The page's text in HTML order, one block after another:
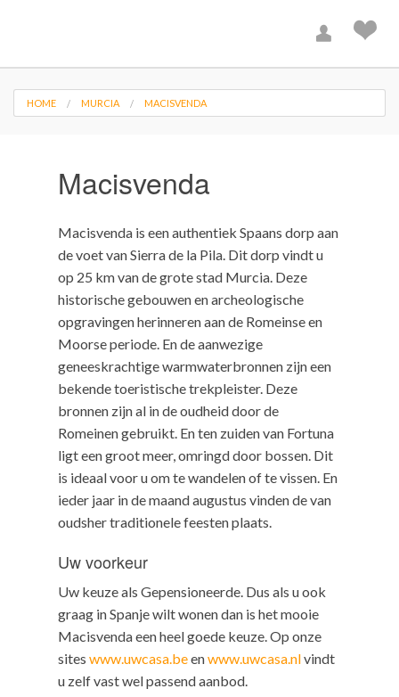
HOME MURCIA MACISVENDA
Macisvenda
Macisvenda is een authentiek Spaans dorp aan
de voet van Sierra de la Pila. Dit dorp vindt u
op 25 km van de grote stad Murcia. Deze
historische gebouwen en archeologische
opgravingen herinneren aan de Romeinse en
Moorse periode. En de aanwezige
geneeskrachtige warmwaterbronnen zijn een
bekende toeristische trekpleister. Deze
bronnen zijn al in de oudheid door de
Romeinen gebruikt. En ten zuiden van Fortuna
ligt een groot meer, omringd door bossen. Dit
is ideaal voor u om te wandelen of te vissen. En
ieder jaar in de maand augustus vinden de van
oudsher traditionele feesten plaats.
Uw voorkeur
Uw keuze als Gepensioneerde. Dus als u ook
graag in Spanje wilt wonen dan is het mooie
Macisvenda een heel goede keuze. Op onze
sites www.uwcasa.beenwww.uwcasa.nlvindt
u zelf vast wel passend aanbod.